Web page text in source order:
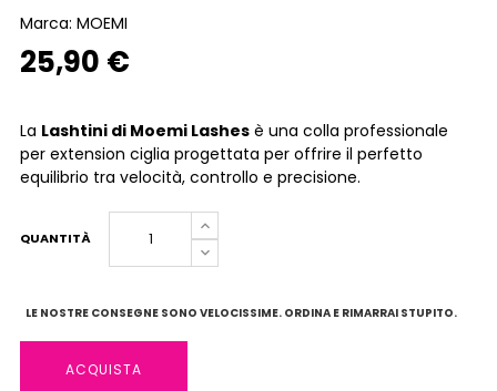
Marca: MOEMI
25,90 €
La Lashtini di Moemi Lashes è una colla professionale
per extension ciglia progettata per offrire il perfetto
equilibrio tra velocità, controllo e precisione.
QUANTITÀ
LE NOSTRE CONSEGNE SONO VELOCISSIME. ORDINA E RIMARRAI STUPITO.
ACQUISTA